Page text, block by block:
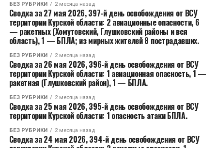
БЕЗ РУБРИКИ 2 месяца назад
Сводка за 27 мая 2026, 397-й день освобождения от ВСУ
территории Курской области: 2 авиационные опасности, 6
— ракетных (Хомутовский, Глушковский районы и вся
область), 1 — БПЛА; из мирных жителей 8 пострадавших.
БЕЗ РУБРИКИ 2 месяца назад
Сводка за 26 мая 2026, 396-й день освобождения от ВСУ
территории Курской области: 1 авиационная опасность, 1 —
ракетная (Глушковский район), 1 — БПЛА.
БЕЗ РУБРИКИ 2 месяца назад
Сводка за 25 мая 2026, 395-й день освобождения от ВСУ
территории Курской области: 1 опасность атаки БПЛА.
БЕЗ РУБРИКИ 2 месяца назад
Сводка за 24 мая 2026, 394-й день освобождения от ВСУ